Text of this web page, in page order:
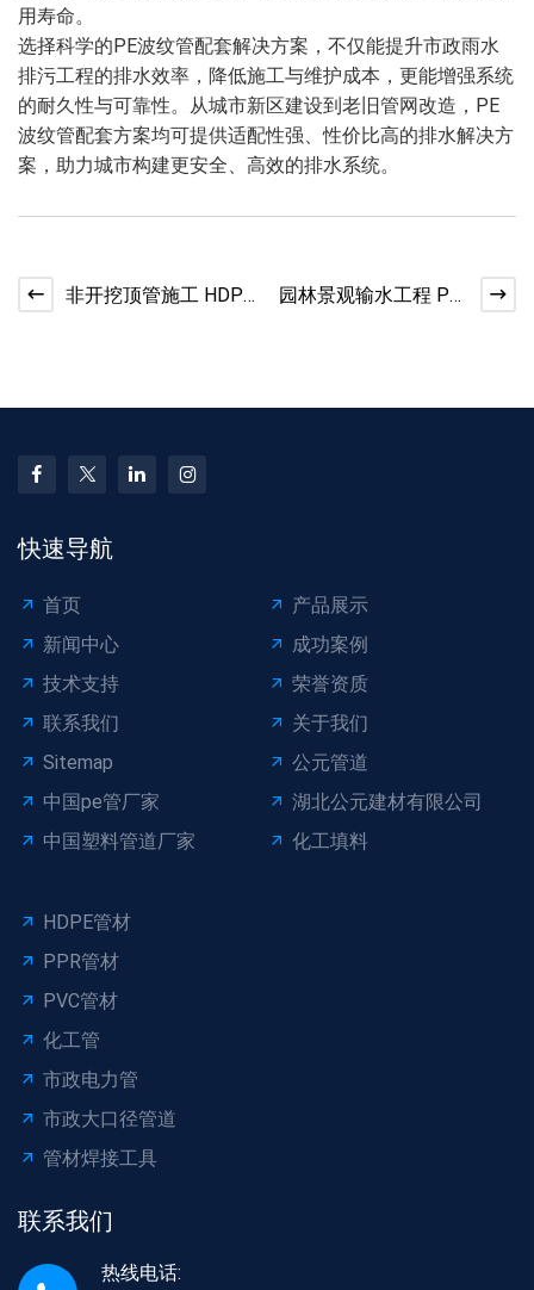
用寿命。
选择科学的PE波纹管配套解决方案，不仅能提升市政雨水
排污工程的排水效率，降低施工与维护成本，更能增强系统
的耐久性与可靠性。从城市新区建设到老旧管网改造，PE
波纹管配套方案均可提供适配性强、性价比高的排水解决方
案，助力城市构建更安全、高效的排水系统。
非开挖顶管施工 HDPE
园林景观输水工程 PE
快速导航
首页
产品展示
新闻中心
成功案例
技术支持
荣誉资质
联系我们
关于我们
Sitemap
公元管道
中国pe管厂家
湖北公元建材有限公司
中国塑料管道厂家
化工填料
HDPE管材
PPR管材
PVC管材
化工管
市政电力管
市政大口径管道
管材焊接工具
联系我们
热线电话: